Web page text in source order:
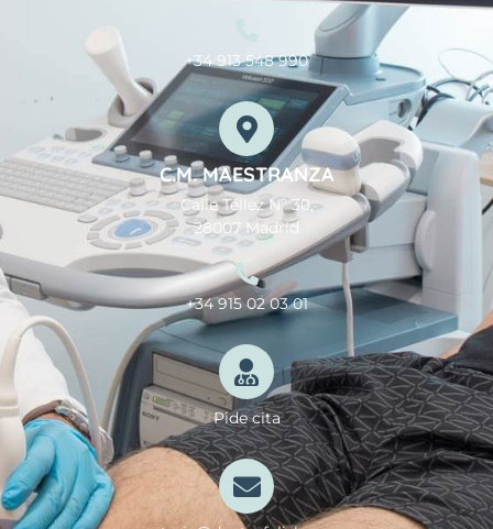
+34 913 548 990
C.M. MAESTRANZA
Calle Téllez Nº 30,
28007 Madrid
+34 915 02 03 01
Pide cita